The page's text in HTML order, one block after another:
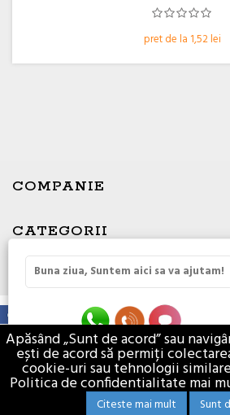
pret de la 1,52 lei
COMPANIE
CATEGORII
DATE DE CONTACT
Toate drepturile
Apăsând „Sunt de acord” sau
ești de acord să permiți
cookie-uri sau tehnologii
Politica de confidentialitate mai
Citeste mai mult Sunt
Buna ziua, Suntem aici sa va ajutam!